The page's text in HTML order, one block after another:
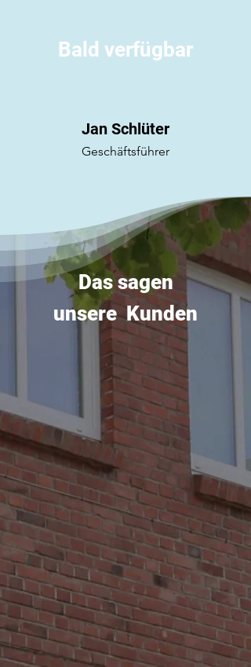
Bald verfügbar
Jan Schlüter
Geschäftsführer
Das sagen
unsere Kunden